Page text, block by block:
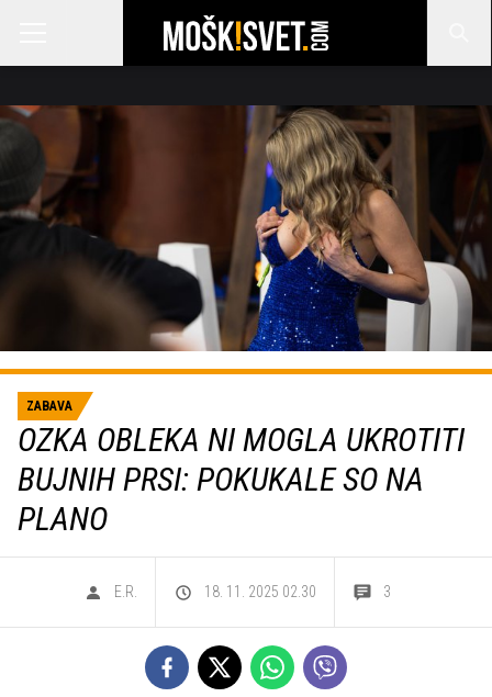
ZABAVA
OZKA OBLEKA NI MOGLA UKROTITI
BUJNIH PRSI: POKUKALE SO NA
PLANO
E.R. 18. 11. 2025 02.30 3